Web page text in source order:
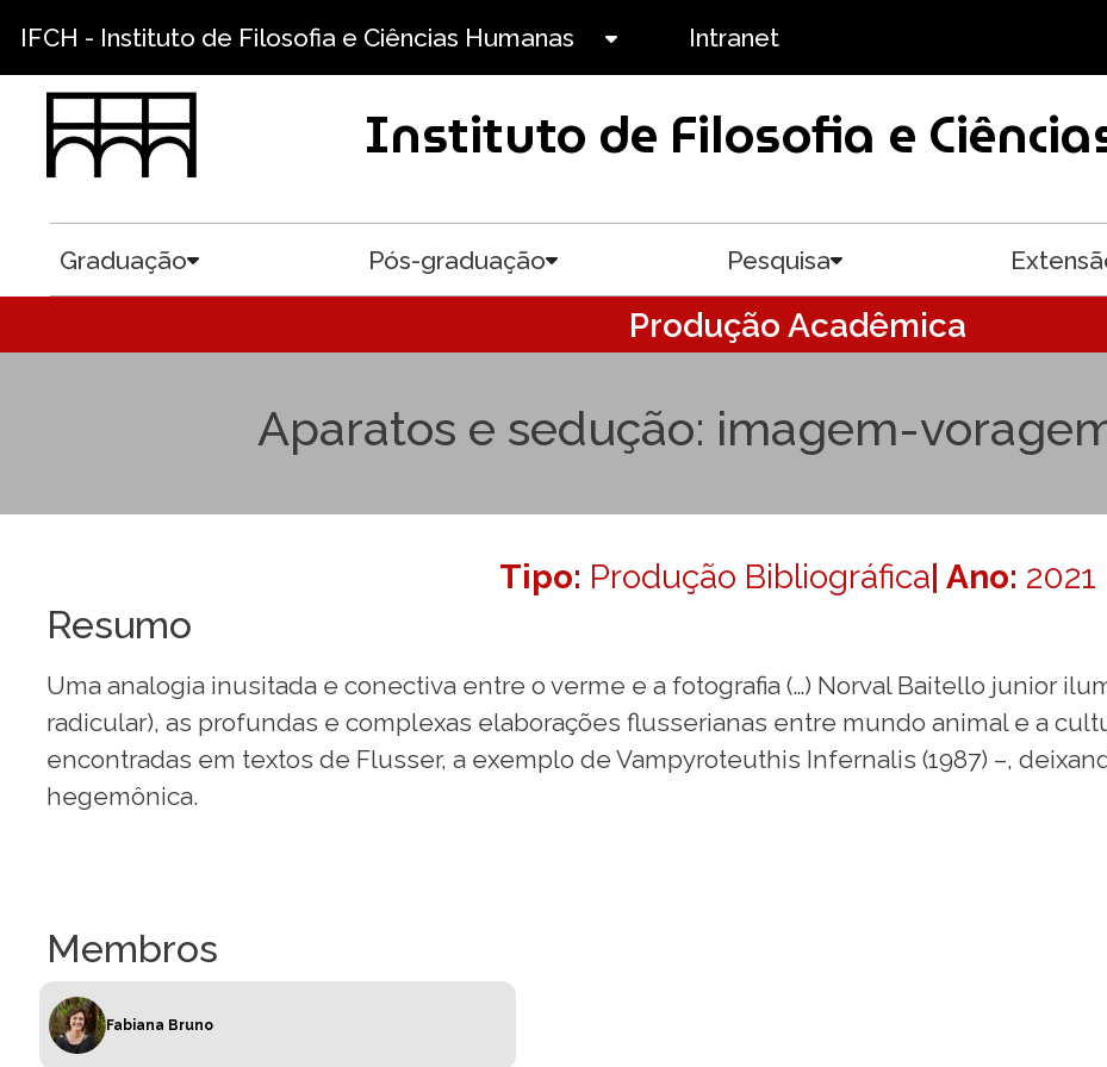
IFCH - Instituto de Filosofia e Ciências Humanas Intranet
Instituto de Filosofia e
Graduação Pós-graduação Pesquisa
Produção Acadêmica
Aparatos e sedução: imagem-
Tipo: Produção Bibliográfica| Ano: 2021
Resumo
Uma analogia inusitada e conectiva entre o verme e a fotografia (…) Norval Baitello junior
radicular), as profundas e complexas elaborações flusserianas entre mundo animal e a
encontradas em textos de Flusser, a exemplo de Vampyroteuthis Infernalis (1987) –,
hegemônica.
Membros
Fabiana Bruno